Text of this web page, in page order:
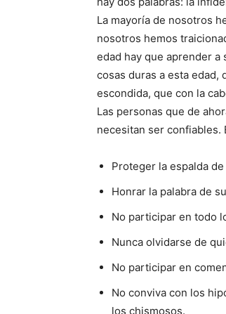
La mayoría de nosotros
nosotros hemos
edad hay que aprender
cosas duras a esta
escondida, que con la
Las personas que de
necesitan ser confiables.
Proteger la espalda
Honrar la palabra de
No participar en todo
Nunca olvidarse de
No participar en
No conviva con los
los chismosos.